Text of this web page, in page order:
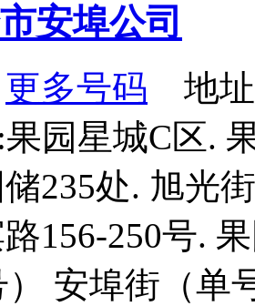
安埠公司
更多号码 地址
园星城C区.
235处. 旭光
156-250号.
安埠街（单